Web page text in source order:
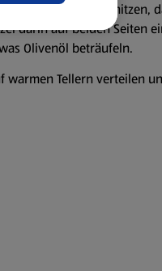
Temperatur erhitzen,
darin auf beiden Seiten
Olivenöl beträufeln.
warmen Tellern verteilen